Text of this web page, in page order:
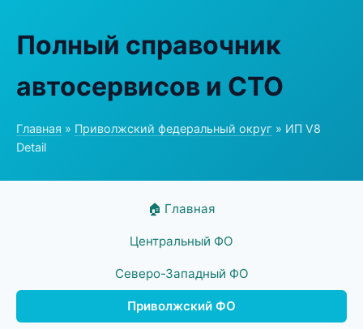
Полный справочник
автосервисов и СТО
Главная » Приволжский федеральный округ » ИП V8
Detail
🏠 Главная
Центральный ФО
Северо-Западный ФО
Приволжский ФО